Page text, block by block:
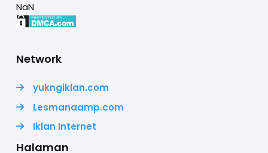
NaN
Network
yukngiklan.com
Lesmanaamp.com
Iklan Internet
Halaman